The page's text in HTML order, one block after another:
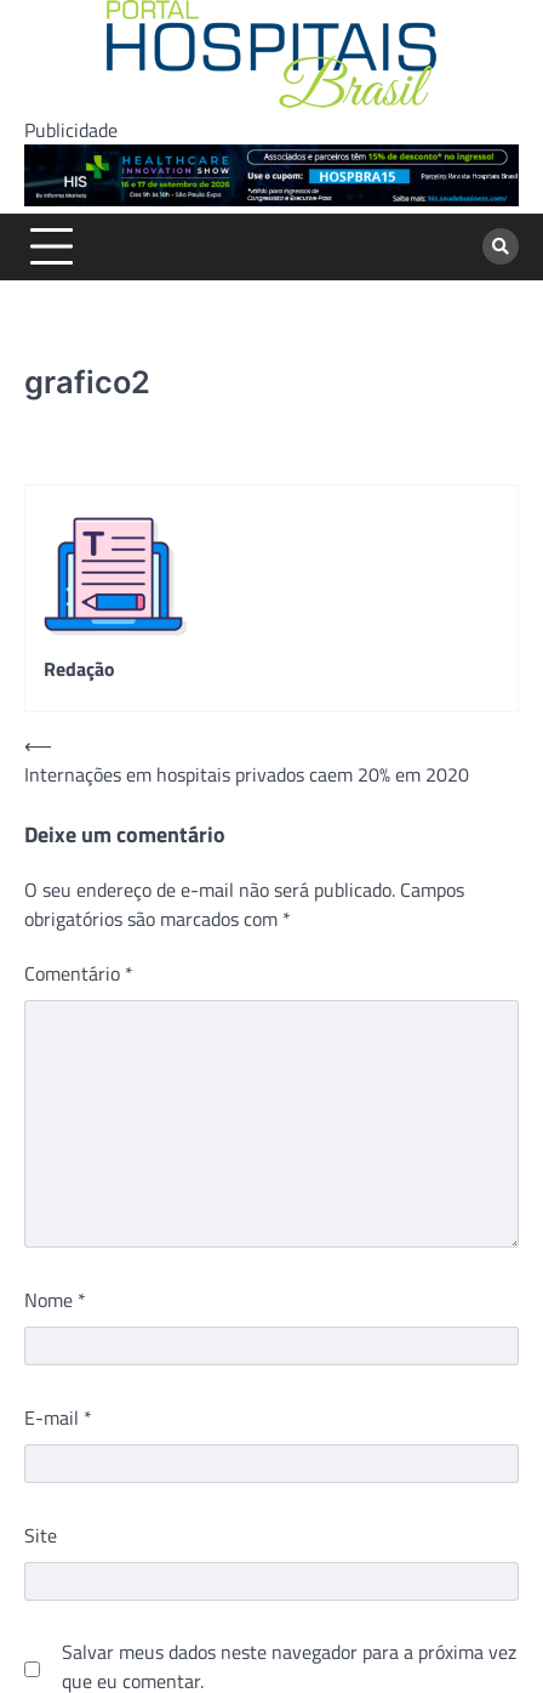
Publicidade
grafico2
Redação
Navegação
de
Post
⟵
Internações em hospitais privados caem 20% em 2020
Deixe um comentário
O seu endereço de e-mail não será publicado. Campos
obrigatórios são marcados com *
Comentário *
Nome *
E-mail *
Site
Salvar meus dados neste navegador para a próxima vez
que eu comentar.